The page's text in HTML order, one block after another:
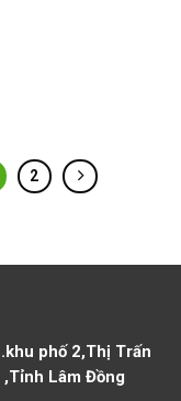
2
phố 2,Thị Trấn
Lâm Đồng